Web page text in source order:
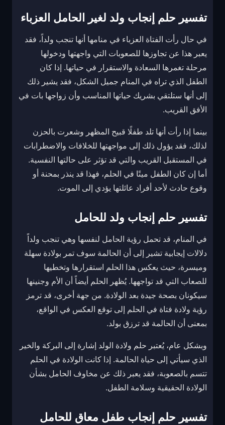
تفسير حلم إنجاب ولد لغير الحامل العزباء
في حال رأت الفتاة العزباء في منامها أنها تنجب ولداً، فقد
يعبر هذا عن تجاوزها للصعوبات التي واجهتها ودخولها
مرحلة تغمرها السعادة والاستقرار في حياتها. إذا كان
الطفل الذي تراه في المنام جميل الشكل، فقد يشير ذلك
إلى أنها ستلتقي بشريك حياتها المناسب وأن زواجها بات في
الأفق القريب.
بينما إذا رأت أنها تلد طفلًا قبيح المظهر وشعرت بالحزن
لذلك، فقد يؤول ذلك إلى مواجهتها للخلافات والاضطرابات
في المستقبل القريب والتي قد تؤثر على حالتها النفسية.
أما إن كان الطفل ميتًا في الحلم، فهذا قد ينذر بمحنة أو
وقوع حادث لأحد أفراد عائلتها يؤدي إلى الموت.
تفسير حلم إنجاب ولد للحامل
في المنام، قد تحمل رؤية الحامل لنفسها وهي تنجب ولداً
دلالات إيجابية تشير إلى أن الحالمة سوف تمر بولادة سهلة
وميسرة، حيث يعكس هذا الحلم استقرارها وتخطيها
للصعاب التي قد تواجهها. يُظهر الحلم أيضاً أن الأم وجنينها
سيكونان بصحة جيدة بعد الولادة. من جهة أخرى، قد ترمز
رؤية ولادة فتاة في الحلم إلى توقع العكس في الواقع،
بمعنى أن الحالمة قد ترزق بولد.
وبشكل عام، يُعتبر حلم ولادة الولد إشارة إلى البركة والخير
الذي سيأتي إلى حياة الحالمة. إذا كانت الولادة في الحلم
تتسم بالصعوبة، فقد يعبر ذلك عن مخاوف الحامل بشأن
الولادة الحقيقية وسلامة الطفل.
تفسير حلم إنجاب طفل معاق للحامل